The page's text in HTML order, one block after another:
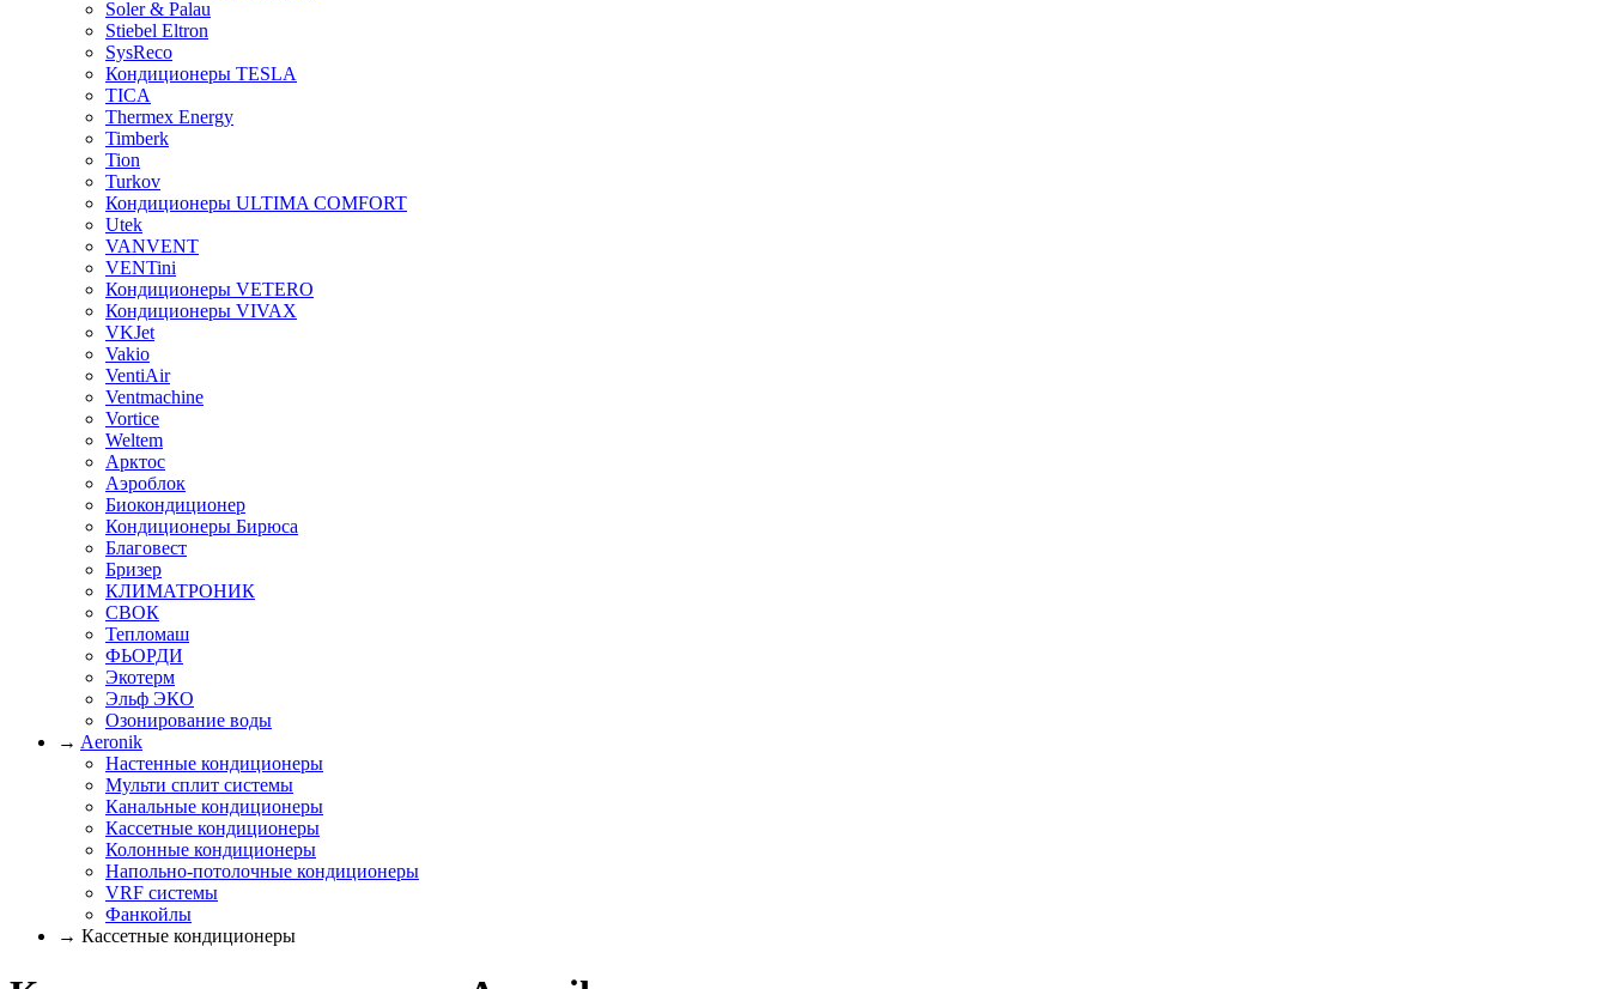
Soler & Palau
Stiebel Eltron
SysReco
Кондиционеры TESLA
TICA
Thermex Energy
Timberk
Tion
Turkov
Кондиционеры ULTIMA COMFORT
Utek
VANVENT
VENTini
Кондиционеры VETERO
Кондиционеры VIVAX
VKJet
Vakio
VentiAir
Ventmachine
Vortice
Weltem
Арктос
Аэроблок
Биокондиционер
Кондиционеры Бирюса
Благовест
Бризер
КЛИМАТРОНИК
СВОК
Тепломаш
ФЬОРДИ
Экотерм
Эльф ЭКО
Озонирование воды
→ Aeronik
Настенные кондиционеры
Мульти сплит системы
Канальные кондиционеры
Кассетные кондиционеры
Колонные кондиционеры
Напольно-потолочные кондиционеры
VRF системы
Фанкойлы
→ Кассетные кондиционеры